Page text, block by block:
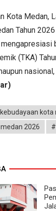
Kota Medan,
Tahun
(TKA)
kota
2026